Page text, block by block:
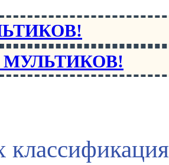
МУЛЬТИКОВ!
классификация